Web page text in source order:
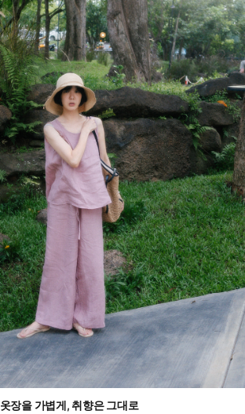
옷장을 가볍게, 취향은 그대로